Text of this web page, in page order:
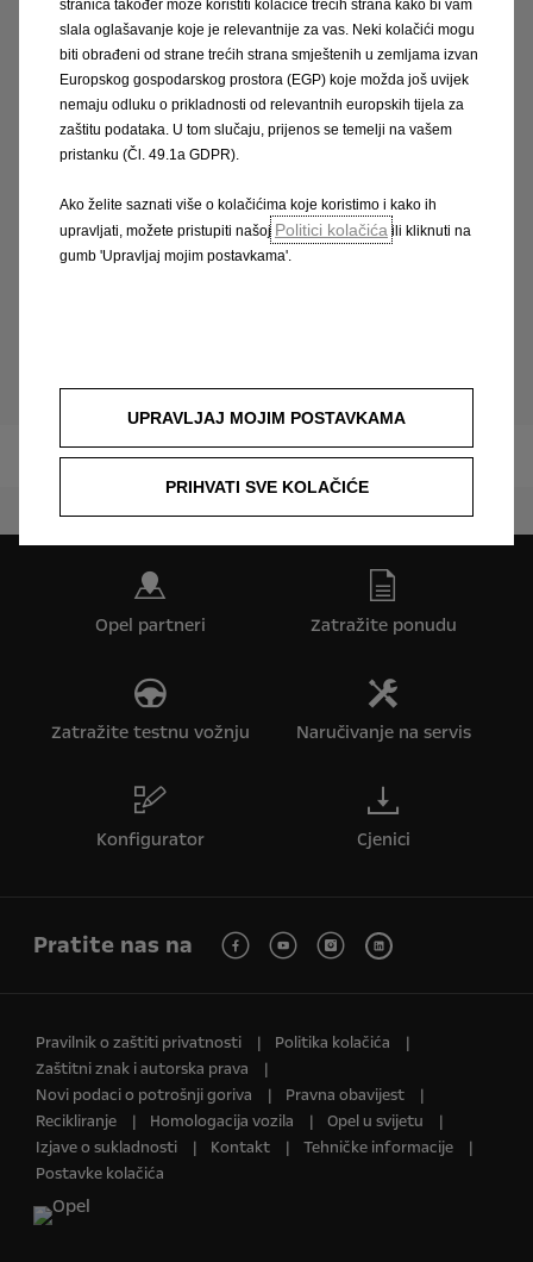
Uvijek dobri savjeti
Opel Movano učinkovit je od samog početka.
Bilo kao privatno ili poslovno vozilo, njegova je
snažna tehnologija i visoka razina udobnosti
prvoklasna. Ovdje smo da bismo vam pomogli u
kupnji, pružili savjete o svim aspektima
financiranja, leasinga ili usluga.
Movano
Opel partneri Zatražite ponudu
Zatražite testnu vožnju Naručivanje na servis
Konfigurator Cjenici
Pratite nas na
Pravilnik o zaštiti privatnosti
Politika kolačića
Zaštitni znak i autorska prava
Novi podaci o potrošnji goriva
Pravna obavijest
Recikliranje
Homologacija vozila
Opel u svijetu
Izjave o sukladnosti
Kontakt
Tehničke informacije
Postavke kolačića
stranica također može koristiti kolačiće trećih strana kako bi vam
slala oglašavanje koje je relevantnije za vas. Neki kolačići mogu
biti obrađeni od strane trećih strana smještenih u zemljama izvan
Europskog gospodarskog prostora (EGP) koje možda još uvijek
nemaju odluku o prikladnosti od relevantnih europskih tijela za
zaštitu podataka. U tom slučaju, prijenos se temelji na vašem
pristanku (Čl. 49.1a GDPR).
Ako želite saznati više o kolačićima koje koristimo i kako ih
upravljati, možete pristupiti našoj Politici kolačića ili kliknuti na
gumb 'Upravljaj mojim postavkama'.
UPRAVLJAJ MOJIM POSTAVKAMA
PRIHVATI SVE KOLAČIĆE